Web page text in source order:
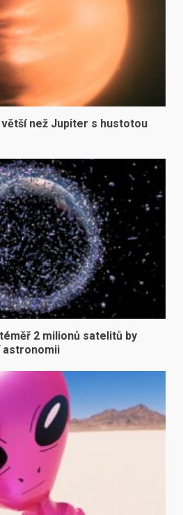
než Jupiter s hustotou
2 milionů satelitů by
astronomii